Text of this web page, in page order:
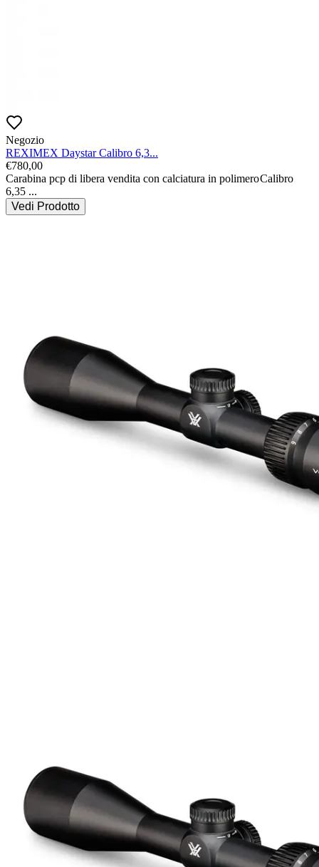
Negozio
REXIMEX Daystar Calibro 6,3...
€780,00
Carabina pcp di libera vendita con calciatura in polimeroCalibro
6,35 ...
Vedi Prodotto